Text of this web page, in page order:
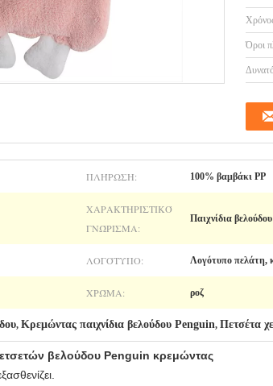
Όροι
ΠΛΉΡΩΣΗ: 100% βαμβάκι PP
ΧΑΡΑΚΤΗΡΙΣΤΙΚΌ
ΓΝΏΡΙΣΜΑ:
Παιχνίδια βελούδου
ΛΟΓΌΤΥΠΟ: Λογότυπο πελάτη,
ΧΡΏΜΑ: ροζ
, Κρεμώντας παιχνίδια βελούδου Penguin, Πετσέτα
βελούδου Penguin κρεμώντας